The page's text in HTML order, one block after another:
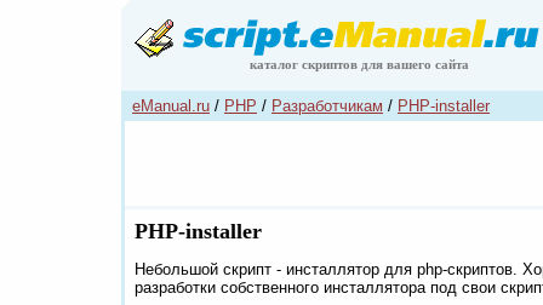
каталог скриптов для вашего сайта
eManual.ru / PHP / Разработчикам / PHP-installer
PHP-installer
Небольшой скрипт - инсталлятор для php-скриптов.
разработки собственного инсталлятора под свои